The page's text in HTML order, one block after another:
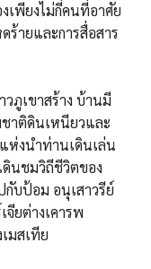
เพียงไม่กี่คนที่อาศัย
ร้ายและการสื่อสาร
ภูเขาสร้าง บ้านมี
าติดินเหนียวและ
ห่งนำท่านเดินเล่น
นชมวิถีชีวิตของ
บป้อม อนุเสาวรีย์
ยต่างเคารพ
มสเทีย